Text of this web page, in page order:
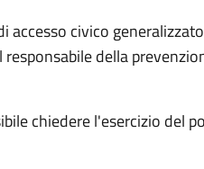
accesso civico
della
chiedere l'esercizio del